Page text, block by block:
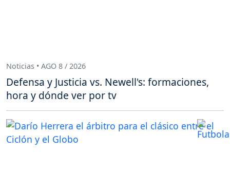
Noticias • AGO 8 / 2026
Defensa y Justicia vs. Newell's: formaciones,
hora y dónde ver por tv